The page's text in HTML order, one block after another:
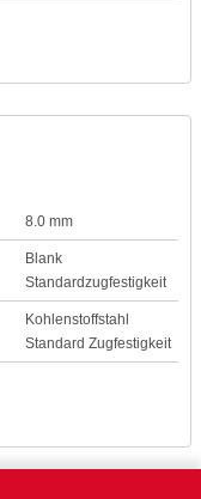
8.0 mm
Blank
Standardzugfestigkeit
Kohlenstoffstahl
Standard Zugfestigkeit